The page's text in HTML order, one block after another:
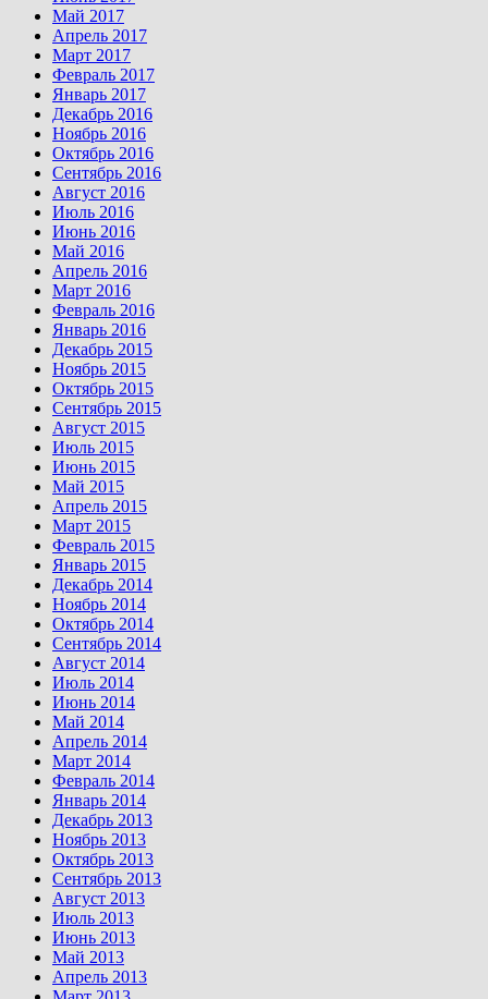
Май 2017
Апрель 2017
Март 2017
Февраль 2017
Январь 2017
Декабрь 2016
Ноябрь 2016
Октябрь 2016
Сентябрь 2016
Август 2016
Июль 2016
Июнь 2016
Май 2016
Апрель 2016
Март 2016
Февраль 2016
Январь 2016
Декабрь 2015
Ноябрь 2015
Октябрь 2015
Сентябрь 2015
Август 2015
Июль 2015
Июнь 2015
Май 2015
Апрель 2015
Март 2015
Февраль 2015
Январь 2015
Декабрь 2014
Ноябрь 2014
Октябрь 2014
Сентябрь 2014
Август 2014
Июль 2014
Июнь 2014
Май 2014
Апрель 2014
Март 2014
Февраль 2014
Январь 2014
Декабрь 2013
Ноябрь 2013
Октябрь 2013
Сентябрь 2013
Август 2013
Июль 2013
Июнь 2013
Май 2013
Апрель 2013